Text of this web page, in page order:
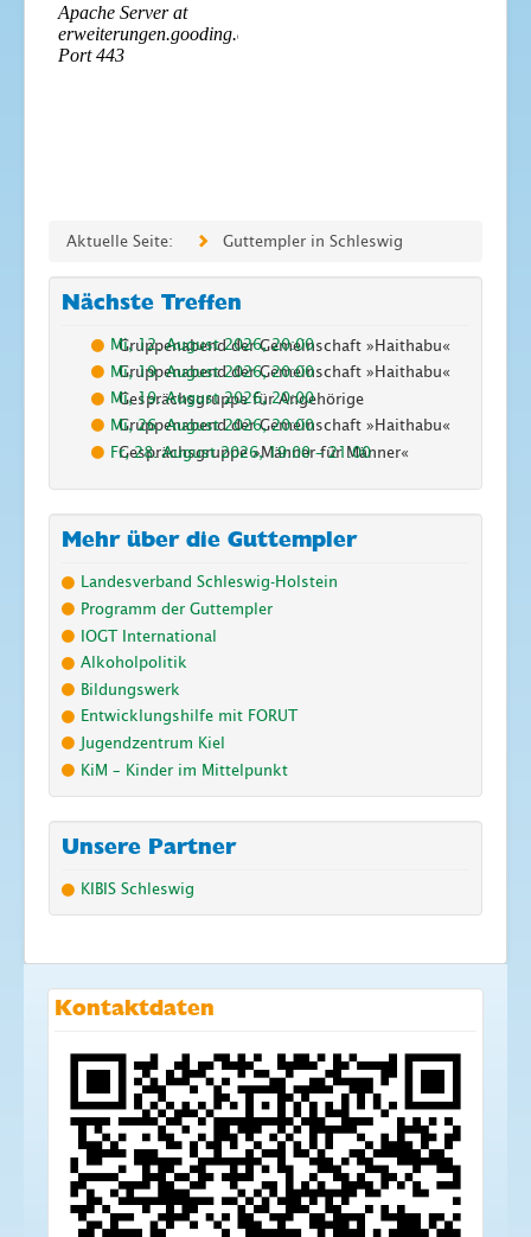
Aktuelle Seite: Guttempler in Schleswig
Nächste Treffen
Gruppenabend der Gemeinschaft »Haithabu«
Mi, 12. August 2026,20:00
Gruppenabend der Gemeinschaft »Haithabu«
Mi, 19. August 2026,20:00
Gesprächsgruppe für Angehörige
Mi, 19. August 2026,20:00
Gruppenabend der Gemeinschaft »Haithabu«
Mi, 26. August 2026,20:00
Gesprächsgruppe »Männer für Männer«
Fr, 28. August 2026,19:00–21:00
Mehr über die Guttempler
Landesverband Schleswig-Holstein
Programm der Guttempler
IOGT International
Alkoholpolitik
Bildungswerk
Entwicklungshilfe mit FORUT
Jugendzentrum Kiel
KiM – Kinder im Mittelpunkt
Unsere Partner
KIBIS Schleswig
Kontaktdaten